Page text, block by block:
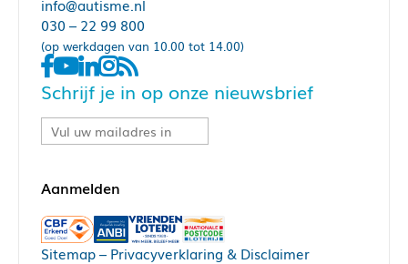
info@autisme.nl
030 – 22 99 800
(op werkdagen van 10.00 tot 14.00)
Schrijf je in op onze nieuwsbrief
Sitemap– Privacyverklaring & Disclaimer